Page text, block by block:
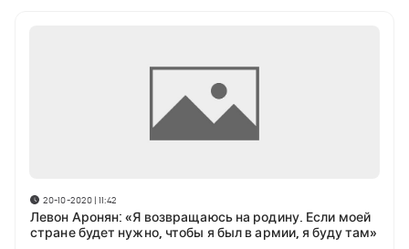
20-10-2020 | 11:42
Левон Аронян: «Я возвращаюсь на родину. Если моей
стране будет нужно, чтобы я был в армии, я буду там»